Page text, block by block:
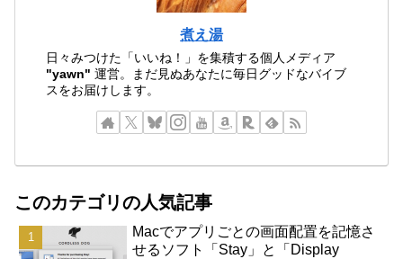
煮え湯
日々みつけた「いいね！」を集積する個人メディア
"yawn" 運営。まだ見ぬあなたに毎日グッドなバイブ
スをお届けします。
このカテゴリの人気記事
Macでアプリごとの画面配置を記憶さ
せるソフト「Stay」と「Display